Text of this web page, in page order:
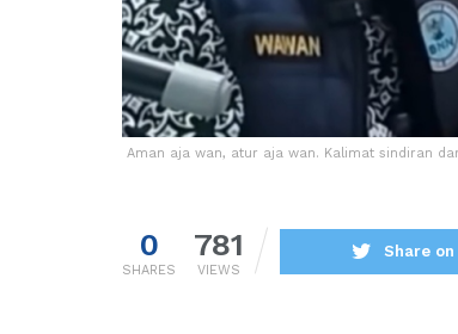
Aman aja wan, atur aja wan. Kalimat sindiran
0
SHARES
781
VIEWS
Share